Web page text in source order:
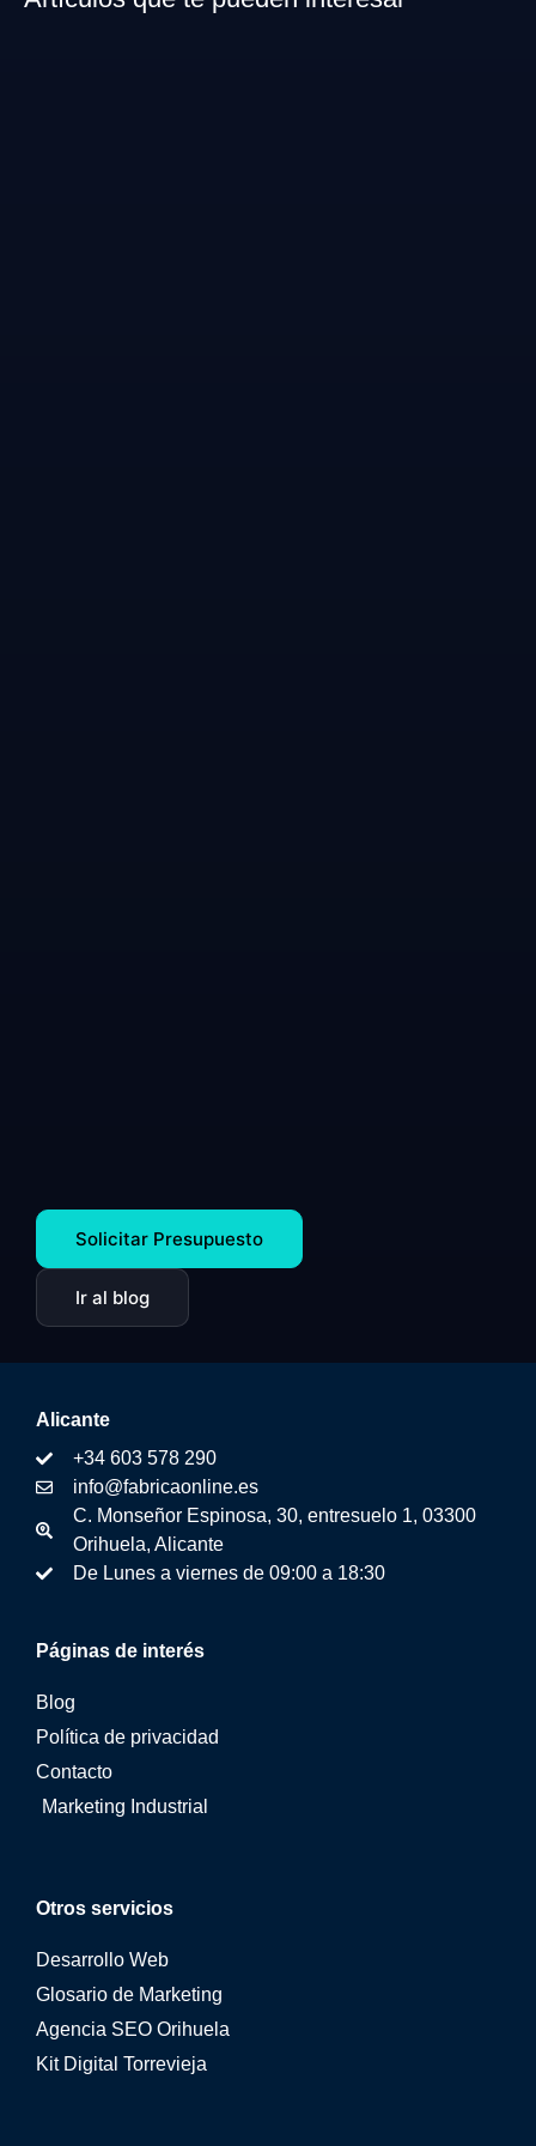
Solicitar Presupuesto
Ir al blog
Otros servicios
Desarrollo Web
Glosario de Marketing
Agencia SEO Orihuela
Kit Digital Torrevieja
Páginas de interés
Blog
Política de privacidad
Contacto
Marketing Industrial
Alicante
+34 603 578 290
info@fabricaonline.es
C. Monseñor Espinosa, 30, entresuelo 1, 03300
Orihuela, Alicante
De Lunes a viernes de 09:00 a 18:30